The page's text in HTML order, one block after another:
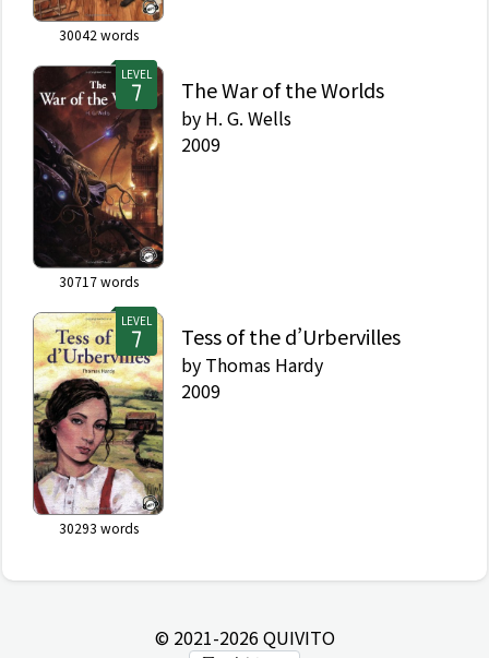
30042 words
LEVEL
30717words
The War of the Worlds
by H. G. Wells
2009
LEVEL
30293 words
Tess of the d’Urbervilles
by Thomas Hardy
2009
© 2021-2026QUIVITO